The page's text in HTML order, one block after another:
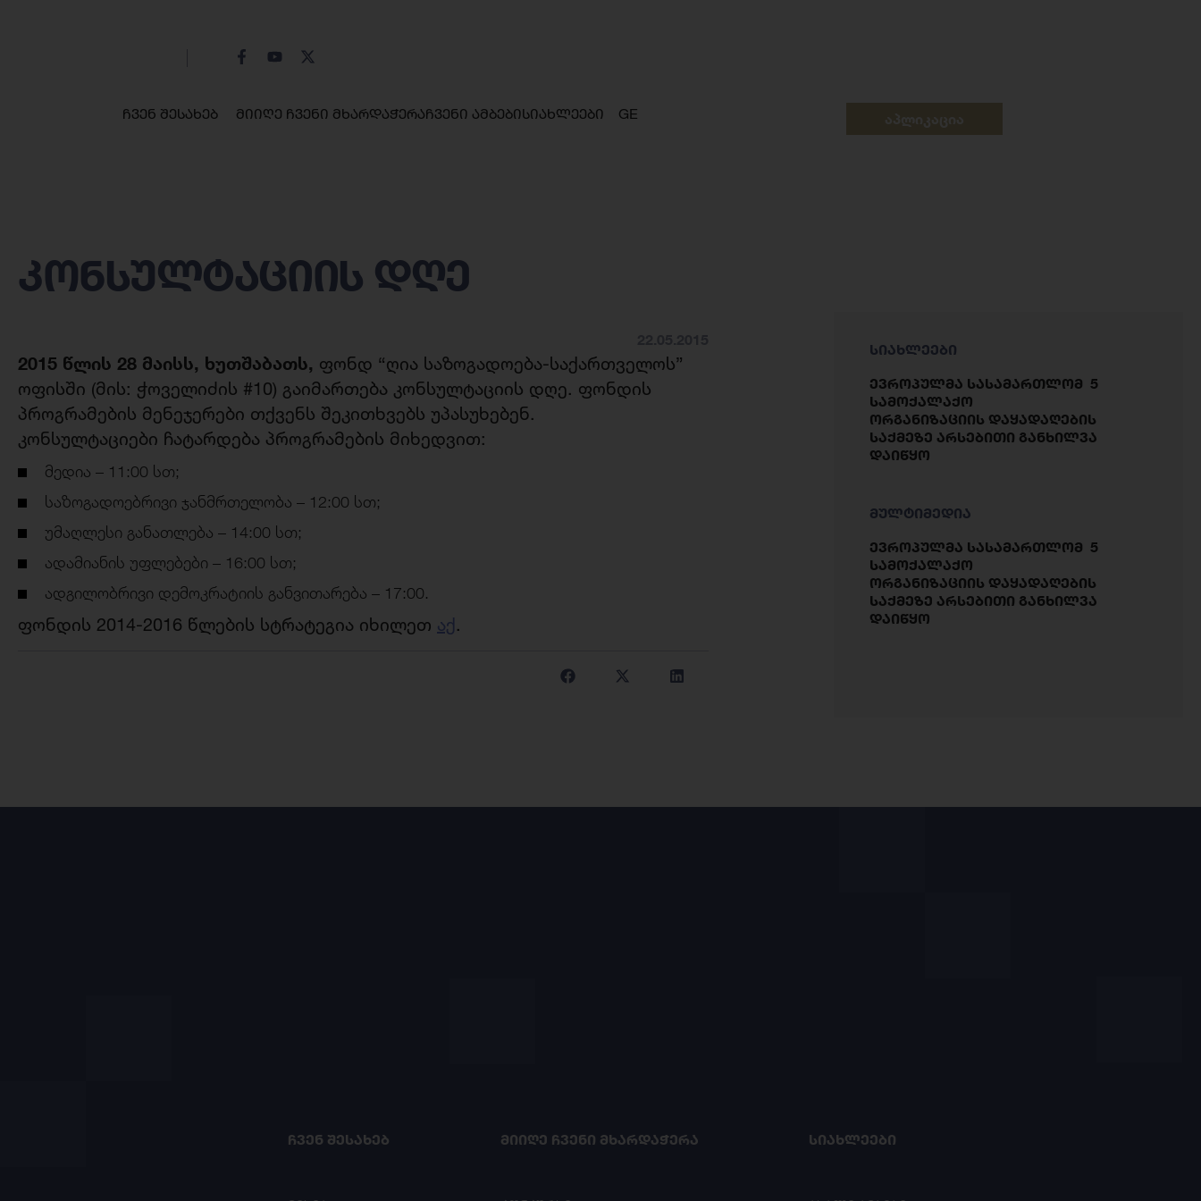
ჩვენ შესახებ მიიღე ჩვენი მხარდაჭერაჩვენი ამბებისიახლეები GE
კონსულტაციის დღე
2015 წლის 28 მაისს, ხუთშაბათს, ფონდ “ღია საზოგადოება-საქართველოს”
ოფისში (მის: ჭოველიძის #10) გაიმართება კონსულტაციის დღე. ფონდის
პროგრამების მენეჯერები თქვენს შეკითხვებს უპასუხებენ.
კონსულტაციები ჩატარდება პროგრამების მიხედვით:
მედია – 11:00 სთ;
საზოგადოებრივი ჯანმრთელობა – 12:00 სთ;
უმაღლესი განათლება – 14:00 სთ;
ადამიანის უფლებები – 16:00 სთ;
ადგილობრივი დემოკრატიის განვითარება – 17:00.
ფონდის 2014-2016 წლების სტრატეგია იხილეთ აქ.
სიახლეები
ევროპულმა სასამართლომ 5
სამოქალაქო
ორგანიზაციის დაყადაღების
საქმეზე არსებითი განხილვა
დაიწყო
მულტიმედია
ევროპულმა სასამართლომ 5
სამოქალაქო
ორგანიზაციის დაყადაღების
საქმეზე არსებითი განხილვა
დაიწყო
ᲩᲕᲔᲜ ᲨᲔᲡᲐᲮᲔᲑ ᲛᲘᲘᲦᲔ ᲩᲕᲔᲜᲘ ᲛᲮᲐᲠᲓᲐᲭᲔᲠᲐ ᲡᲘᲐᲮᲚᲔᲔᲑᲘ